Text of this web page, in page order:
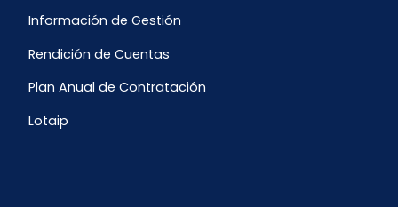
Información de Gestión
Rendición de Cuentas
Plan Anual de Contratación
Lotaip